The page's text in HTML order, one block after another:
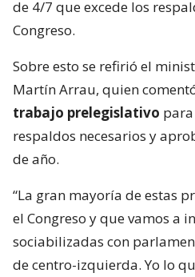
de 4/7 que excede los
Congreso.
Sobre esto se refirió el
Martín Arrau, quien
trabajo prelegislativo
respaldos necesarios y
de año.
“La gran mayoría de estas
el Congreso y que vamos a
sociabilizadas con
de centro-izquierda. Yo lo